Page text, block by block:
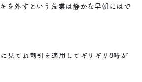
を外すという荒業は静かな早朝にはで
見てね割引を適用してギリギリ8時が